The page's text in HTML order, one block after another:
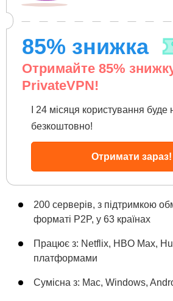
85% знижка
Отримайте 85%
PrivateVPN!
І 24 місяця користування буде
безкоштовно!
Отримати зараз!
200 серверів, з підтримкою
форматі P2P, у 63 країнах
Працює з: Netflix, HBO Max,
платформами
Сумісна з: Mac, Windows,